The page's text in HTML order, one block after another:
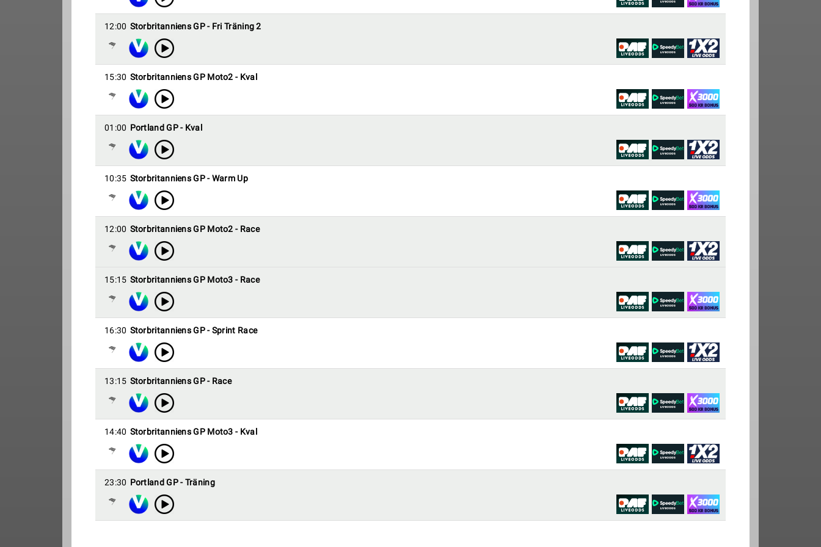
12:00 Storbritanniens GP - Fri Träning 2
15:30 Storbritanniens GP Moto2 - Kval
01:00 Portland GP - Kval
10:35 Storbritanniens GP - Warm Up
12:00 Storbritanniens GP Moto2 - Race
15:15 Storbritanniens GP Moto3 - Race
16:30 Storbritanniens GP - Sprint Race
13:15 Storbritanniens GP - Race
14:40 Storbritanniens GP Moto3 - Kval
23:30 Portland GP - Träning